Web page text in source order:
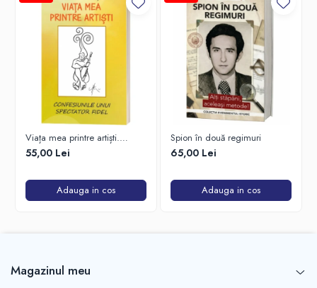
Viața mea printre artiști.
Confesiunile unui spectator
fidel
55,00 Lei
Adauga in cos
Spion în două regimuri
65,00 Lei
Adauga in cos
Magazinul meu